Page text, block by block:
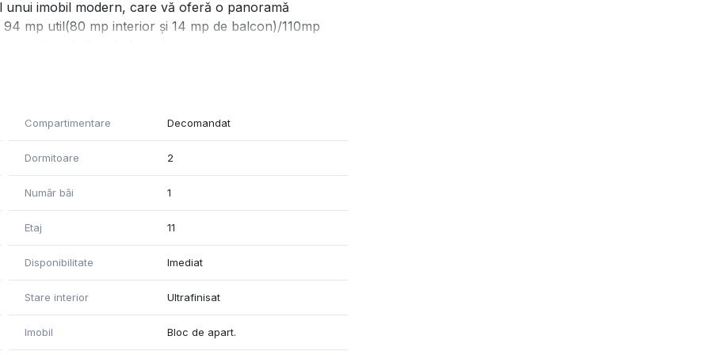
unui imobil modern, care vă oferă o panoramă
mp util(80 mp interior și 14 mp de balcon)/110mp
2 balcoane, + loc de parcare exterior
mari, perfecte pentru momente de relaxare.
cu control smart al temperaturii în fiecare cameră și
electrocasnice de top (Bosch, Electrolux), ferestre
de înaltă calitate: frigider și congelator
cuptor cu microunde, plită mixtă (inducție și gaz), hotă
achiziționa și un loc în parcarea subterană a blocului-
Compartimentare Decomandat
Dormitoare 2
Număr băi 1
Etaj 11
Disponibilitate Imediat
Stare interior Ultrafinisat
Imobil Bloc de apart.